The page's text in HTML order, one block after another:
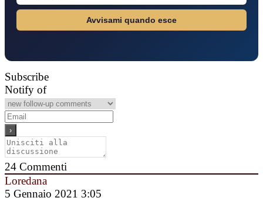
Avvisami quando esce
Subscribe
Notify of
24 Commenti
Loredana
5 Gennaio 2021 3:05